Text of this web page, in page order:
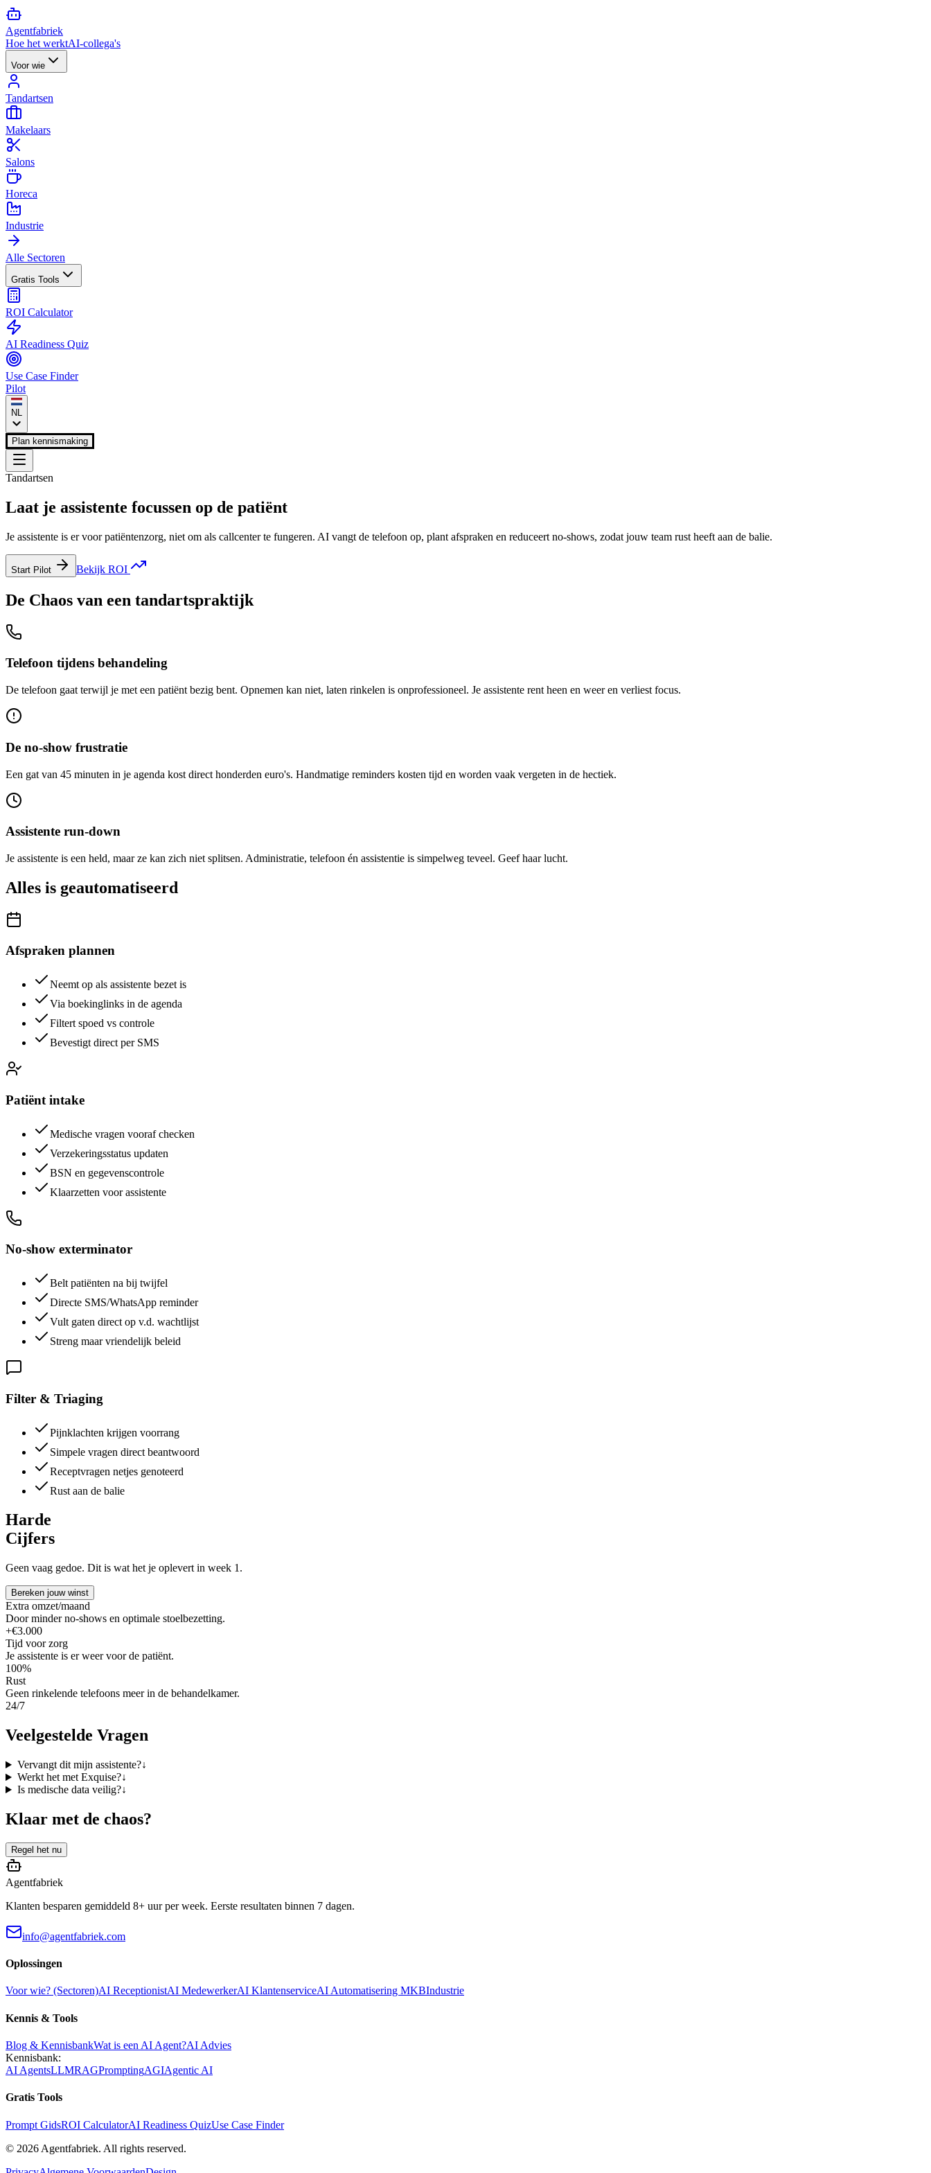
Agentfabriek
Hoe het werktAI-collega's
Voor wie
Tandartsen
Makelaars
Salons
Horeca
Industrie
Alle Sectoren
Gratis Tools
ROI Calculator
AI Readiness Quiz
Use Case Finder
Pilot
NL
Plan kennismaking
Tandartsen
Laat je assistente focussen op de patiënt
Je assistente is er voor patiëntenzorg, niet om als callcenter te fungeren. AI vangt de telefoon op, plant afspraken en reduceert no-shows, zodat jouw team rust heeft aan de balie.
Start Pilot Bekijk ROI
De Chaos van een tandartspraktijk
Telefoon tijdens behandeling
De telefoon gaat terwijl je met een patiënt bezig bent. Opnemen kan niet, laten rinkelen is onprofessioneel. Je assistente rent heen en weer en verliest focus.
De no-show frustratie
Een gat van 45 minuten in je agenda kost direct honderden euro's. Handmatige reminders kosten tijd en worden vaak vergeten in de hectiek.
Assistente run-down
Je assistente is een held, maar ze kan zich niet splitsen. Administratie, telefoon én assistentie is simpelweg teveel. Geef haar lucht.
Alles is geautomatiseerd
Afspraken plannen
Neemt op als assistente bezet is
Via boekinglinks in de agenda
Filtert spoed vs controle
Bevestigt direct per SMS
Patiënt intake
Medische vragen vooraf checken
Verzekeringsstatus updaten
BSN en gegevenscontrole
Klaarzetten voor assistente
No-show exterminator
Belt patiënten na bij twijfel
Directe SMS/WhatsApp reminder
Vult gaten direct op v.d. wachtlijst
Streng maar vriendelijk beleid
Filter & Triaging
Pijnklachten krijgen voorrang
Simpele vragen direct beantwoord
Receptvragen netjes genoteerd
Rust aan de balie
Harde
Cijfers
Geen vaag gedoe. Dit is wat het je oplevert in week 1.
Bereken jouw winst
Extra omzet/maand
Door minder no-shows en optimale stoelbezetting.
+€3.000
Tijd voor zorg
Je assistente is er weer voor de patiënt.
100%
Rust
Geen rinkelende telefoons meer in de behandelkamer.
24/7
Veelgestelde Vragen
Vervangt dit mijn assistente?↓
Werkt het met Exquise?↓
Is medische data veilig?↓
Klaar met de chaos?
Regel het nu
Agentfabriek
Klanten besparen gemiddeld 8+ uur per week. Eerste resultaten binnen 7 dagen.
info@agentfabriek.com
Oplossingen
Voor wie? (Sectoren)AI ReceptionistAI MedewerkerAI KlantenserviceAI Automatisering MKBIndustrie
Kennis & Tools
Blog & KennisbankWat is een AI Agent?AI Advies
Kennisbank:
AI AgentsLLMRAGPromptingAGIAgentic AI
Gratis Tools
Prompt GidsROI CalculatorAI Readiness QuizUse Case Finder
© 2026 Agentfabriek. All rights reserved.